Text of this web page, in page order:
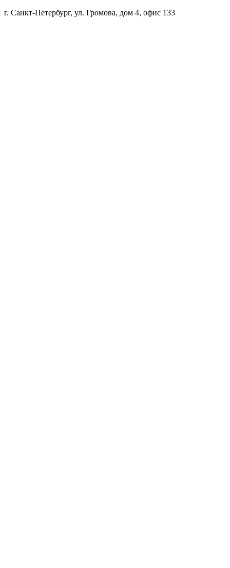
г. Санкт-Петербург, ул. Громова, дом 4, офис 133